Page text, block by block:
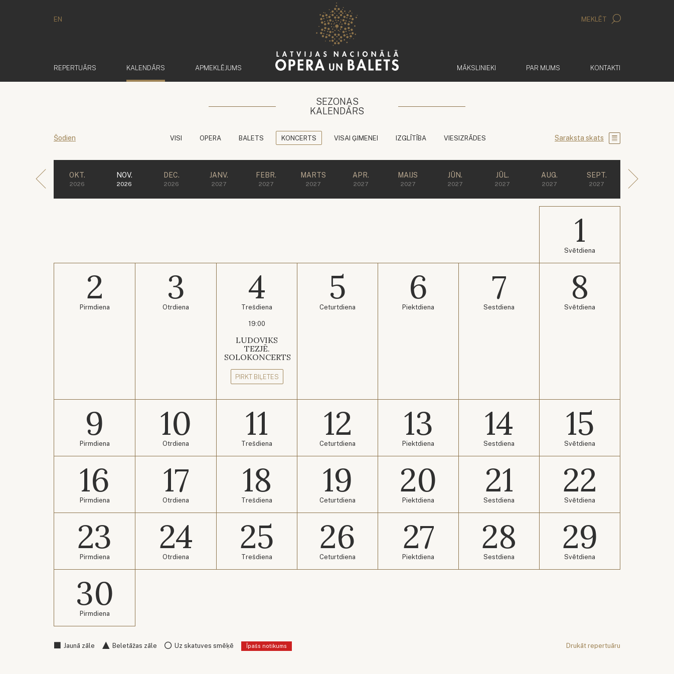
EN MEKLĒT
REPERTUĀRS KALENDĀRS APMEKLĒJUMS MĀKSLINIEKI PAR MUMS KONTAKTI
SEZONAS
KALENDĀRS
Šodien VISI OPERA BALETS KONCERTS VISAI ĢIMENEI IZGLĪTĪBA VIESIZRĀDES Saraksta skats
OKT.
2026
NOV.
2026
DEC.
2026
JANV.
2027
FEBR.
2027
MARTS
2027
APR.
2027
MAIJS
2027
JŪN.
2027
JŪL.
2027
AUG.
2027
SEPT.
2027
1
Svētdiena
2
Pirmdiena 3
Otrdiena 4
Trešdiena
19:00
LUDOVIKS
TEZJĒ.
SOLOKONCERTS
PIRKT BIĻETES
5
Ceturtdiena 6
Piektdiena 7
Sestdiena 8
Svētdiena
9
Pirmdiena 10
Otrdiena 11
Trešdiena 12
Ceturtdiena 13
Piektdiena 14
Sestdiena 15
Svētdiena
16
Pirmdiena 17
Otrdiena 18
Trešdiena 19
Ceturtdiena 20
Piektdiena 21
Sestdiena 22
Svētdiena
23
Pirmdiena 24
Otrdiena 25
Trešdiena 26
Ceturtdiena 27
Piektdiena 28
Sestdiena 29
Svētdiena
30
Pirmdiena
Jaunā zāle Beletāžas zāle Uz skatuves smēķē Īpašs notikums Drukāt repertuāru